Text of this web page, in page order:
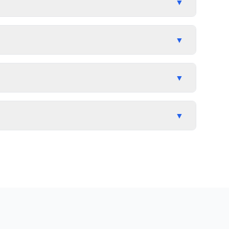
▼
▼
▼
▼